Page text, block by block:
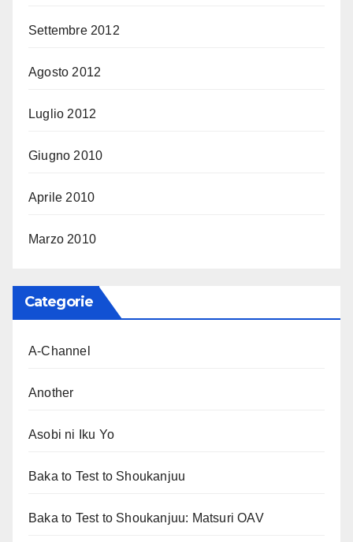
Settembre 2012
Agosto 2012
Luglio 2012
Giugno 2010
Aprile 2010
Marzo 2010
Categorie
A-Channel
Another
Asobi ni Iku Yo
Baka to Test to Shoukanjuu
Baka to Test to Shoukanjuu: Matsuri OAV